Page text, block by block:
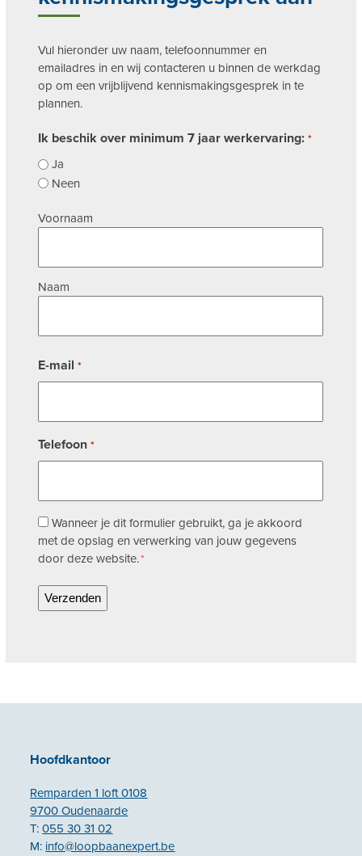
Vul hieronder uw naam, telefoonnummer en
emailadres in en wij contacteren u binnen de werkdag
op om een vrijblijvend kennismakingsgesprek in te
plannen.
Ik beschik over minimum 7 jaar werkervaring: *
Ja
Neen
Naam
Voornaam
Naam
E-mail *
Telefoon *
Toestemming
*
Wanneer je dit formulier gebruikt, ga je akkoord
met de opslag en verwerking van jouw gegevens
door deze website.*
Hoofdkantoor
Remparden 1 loft 0108
9700 Oudenaarde
T:055 30 31 02
M: info@loopbaanexpert.be